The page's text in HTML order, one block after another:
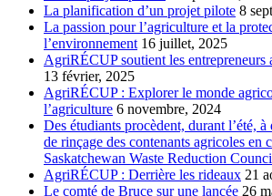
La planification d’un projet pilote 8
La passion pour l’agriculture et la
l’environnement 16 juillet, 2025
AgriRÉCUP soutient les entrepreneurs
13 février, 2025
AgriRÉCUP : Explorer le monde
l’agriculture 6 novembre, 2024
Des étudiants procèdent, durant l’été,
de rinçage des contenants agricoles en
Saskatchewan Waste Reduction
AgriRÉCUP : Derrière les rideaux 21
Le comté de Bruce sur une lancée 26